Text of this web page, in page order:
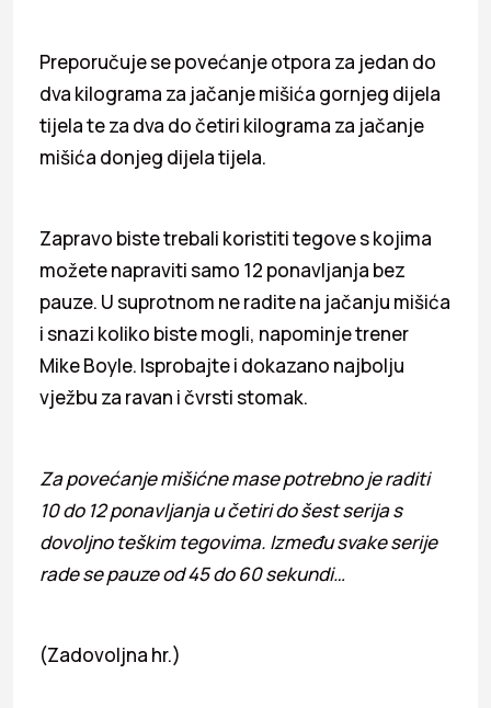
Preporučuje se povećanje otpora za jedan do
dva kilograma za jačanje mišića gornjeg dijela
tijela te za dva do četiri kilograma za jačanje
mišića donjeg dijela tijela.
Zapravo biste trebali koristiti tegove s kojima
možete napraviti samo 12 ponavljanja bez
pauze. U suprotnom ne radite na jačanju mišića
i snazi koliko biste mogli, napominje trener
Mike Boyle. Isprobajte i dokazano najbolju
vježbu za ravan i čvrsti stomak.
Za povećanje mišićne mase potrebno je raditi
10 do 12 ponavljanja u četiri do šest serija s
dovoljno teškim tegovima. Između svake serije
rade se pauze od 45 do 60 sekundi…
(Zadovoljna hr.)